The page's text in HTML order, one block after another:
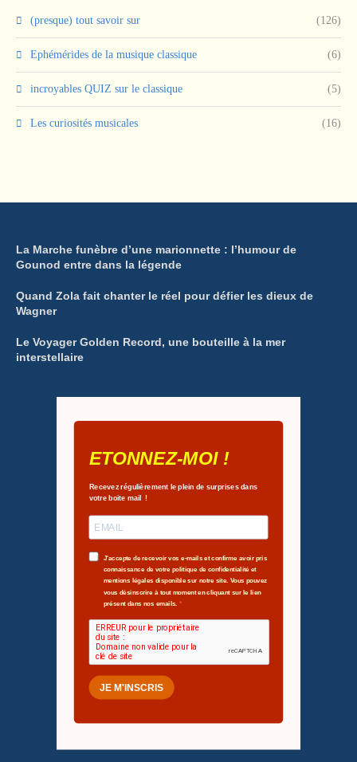
(presque) tout savoir sur (126)
Ephémérides de la musique classique (6)
incroyables QUIZ sur le classique (5)
Les curiosités musicales (16)
La Marche funèbre d’une marionnette : l’humour de
Gounod entre dans la légende
Quand Zola fait chanter le réel pour défier les dieux de
Wagner
Le Voyager Golden Record, une bouteille à la mer
interstellaire